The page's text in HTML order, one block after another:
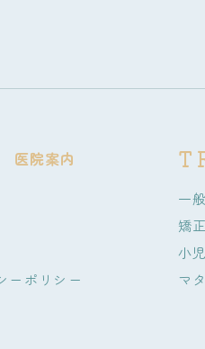
医院案内
ーポリシー
一
矯
小
マ